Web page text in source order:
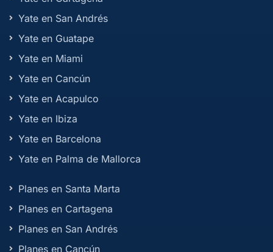
Yate en San Andrés
Yate en Guatape
Yate en Miami
Yate en Cancún
Yate en Acapulco
Yate en Ibiza
Yate en Barcelona
Yate en Palma de Mallorca
Planes en Santa Marta
Planes en Cartagena
Planes en San Andrés
Planes en Cancún